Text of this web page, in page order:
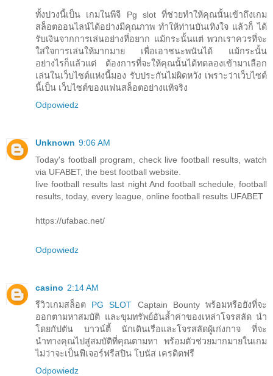
ทั้งปวงนี้เป็น เกมในพีจี Pg slot ที่ช่วยทำให้คุณนั้นเข้าถึงเกม
สล็อตออนไลน์ได้อย่างมีคุณภาพ ทำให้ท่านบันเทิงใจ แล้วก็ ได้
รับเงินจากการเล่นอย่างที่อยาก แม้กระนั้นแต่ พวกเราควรที่จะ
ใส่ใจการเล่นให้มากมาย เพื่อเอาชนะพนันได้ แม้กระนั้น
อย่างไรก็แล้วแต่ ต้องการที่จะให้คุณนั้นได้ทดลองเข้ามาเลือก
เล่นในเว็บไซต์แห่งนี้มอง รับประกันไม่ผิดหวัง เพราะว่าเว็บไซต์
นี้เป็น เว็บไซต์ของแฟนสล็อตอย่างแท้จริง
Odpowiedz
Unknown 9:06 AM
Today's football program, check live football results, watch
via UFABET, the best football website.
live football results last night And football schedule, football
results, today, every league, online football results UFABET
https://ufabac.net/
Odpowiedz
casino 2:14 AM
รีวิวเกมสล็อต PG SLOT Captain Bounty พร้อมหรือยังที่จะ
ออกตามหาสมบัติ และขุมทรัพย์อันล้ำค่าของเหล่าโจรสลัด นำ
โดยกัปตัน บาวน์ตี้ นักเดินเรือและโจรสลัดผู้เก่งกาจ ที่จะ
นำทางคุณไปสู่สมบัติที่คุณตามหา พร้อมตัวช่วยมากมายในเกม
ไม่ว่าจะเป็นฟีเจอร์ฟรีสปิน โบนัส เครดิตฟรี
Odpowiedz